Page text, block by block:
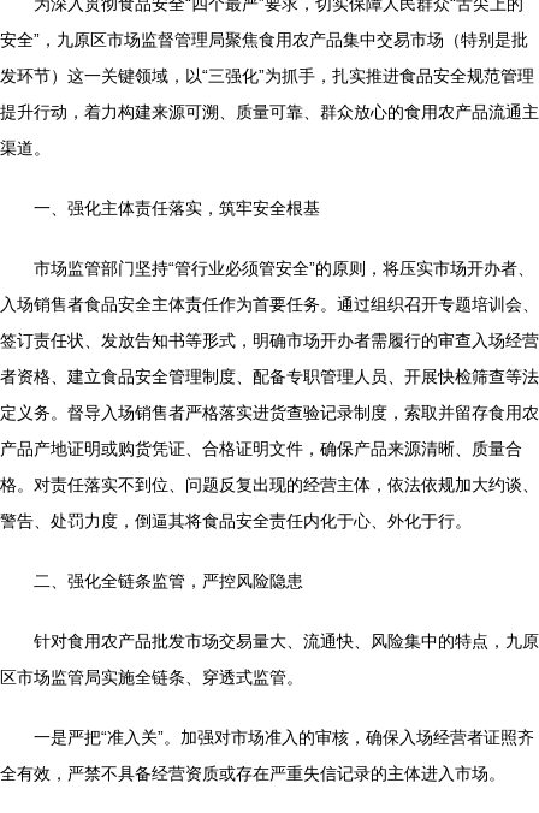
安全”，九原区市场监督管理局聚焦食用农产品集中交易市场（特别是批
发环节）这一关键领域，以“三强化”为抓手，扎实推进食品安全规范管理
提升行动，着力构建来源可溯、质量可靠、群众放心的食用农产品流通主
渠道。
一、强化主体责任落实，筑牢安全根基
市场监管部门坚持“管行业必须管安全”的原则，将压实市场开办者、
入场销售者食品安全主体责任作为首要任务。通过组织召开专题培训会、
签订责任状、发放告知书等形式，明确市场开办者需履行的审查入场经营
者资格、建立食品安全管理制度、配备专职管理人员、开展快检筛查等法
定义务。督导入场销售者严格落实进货查验记录制度，索取并留存食用农
产品产地证明或购货凭证、合格证明文件，确保产品来源清晰、质量合
格。对责任落实不到位、问题反复出现的经营主体，依法依规加大约谈、
警告、处罚力度，倒逼其将食品安全责任内化于心、外化于行。
二、强化全链条监管，严控风险隐患
针对食用农产品批发市场交易量大、流通快、风险集中的特点，九原
区市场监管局实施全链条、穿透式监管。
一是严把“准入关”。加强对市场准入的审核，确保入场经营者证照齐
全有效，严禁不具备经营资质或存在严重失信记录的主体进入市场。